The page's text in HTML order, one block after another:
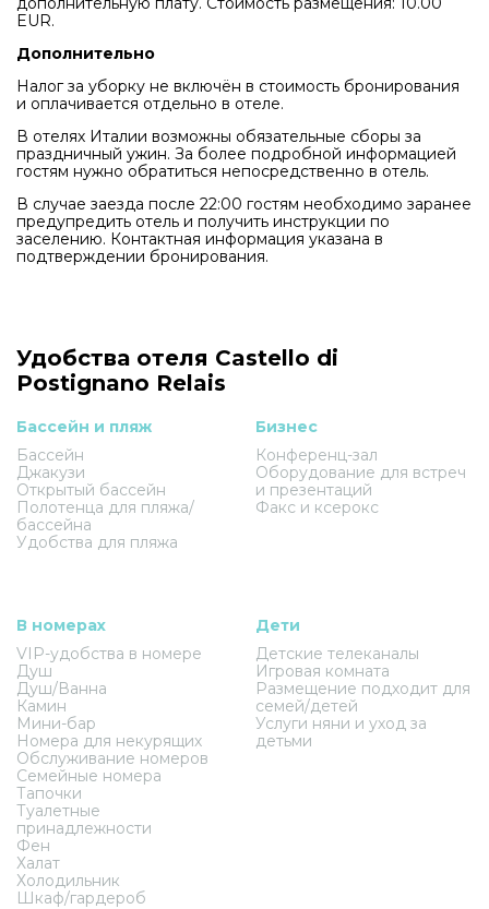
EUR.
Дополнительно
Налог за уборку не включён в стоимость бронирования
и оплачивается отдельно в отеле.
В отелях Италии возможны обязательные сборы за
праздничный ужин. За более подробной информацией
гостям нужно обратиться непосредственно в отель.
В случае заезда после 22:00 гостям необходимо заранее
предупредить отель и получить инструкции по
заселению. Контактная информация указана в
подтверждении бронирования.
Удобства отеля Castello di
Postignano Relais
Бассейн и пляж
Бассейн
Джакузи
Открытый бассейн
Полотенца для пляжа/
бассейна
Удобства для пляжа
Бизнес
Конференц-зал
Оборудование для встреч
и презентаций
Факс и ксерокс
В номерах
VIP-удобства в номере
Душ
Душ/Ванна
Камин
Мини-бар
Номера для некурящих
Обслуживание номеров
Семейные номера
Тапочки
Туалетные
принадлежности
Фен
Халат
Холодильник
Шкаф/гардероб
Дети
Детские телеканалы
Игровая комната
Размещение подходит для
семей/детей
Услуги няни и уход за
детьми